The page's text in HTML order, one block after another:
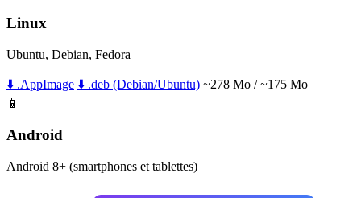
Linux
Ubuntu, Debian, Fedora
⬇️ .AppImage ⬇️ .deb (Debian/Ubuntu) ~278 Mo / ~175 Mo
📱
Android
Android 8+ (smartphones et tablettes)